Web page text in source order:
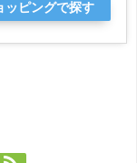
ッピングで探す